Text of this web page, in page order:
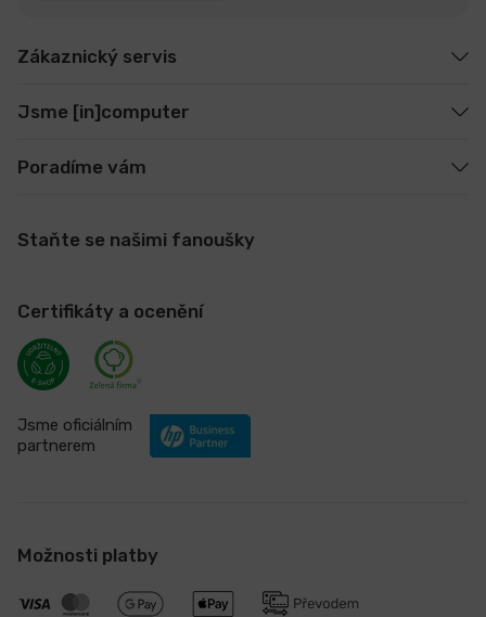
Zákaznický servis
Jsme [in]computer
Poradíme vám
Staňte se našimi fanoušky
Certifikáty a ocenění
Jsme oficiálním
partnerem
Možnosti platby